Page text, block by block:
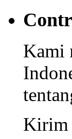
Kami
Kirim